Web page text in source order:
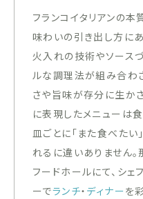
フランコイタリアンの
味わいの引き出し方に
火入れの技術やソース
ルな調理法が組み合わ
さや旨味が存分に生か
に表現したメニューは
皿ごとに「また食べたい
れるに違いありません
フードホールにて、シ
ーでランチ・ ディナーを